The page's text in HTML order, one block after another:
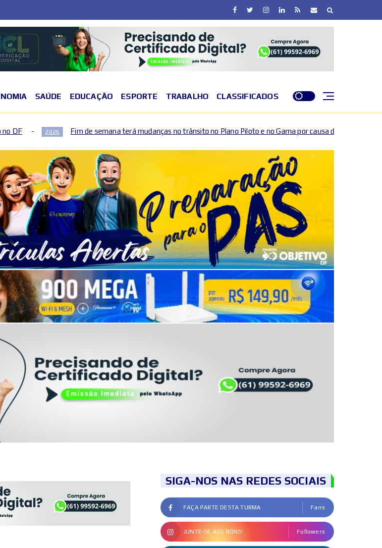
SAÚDE EDUCAÇÃO ESPORTE TRABALHO CLASSIFICADOS
de semana terá mudanças no trânsito no Plano Piloto e no Gama por causa de eventos esportivos e culturais
SIGA-NOS NAS REDES SOCIAIS
FAÇA PARTE DESTA TURMA Fans
JUNTE-SE AOS BONS! Followers